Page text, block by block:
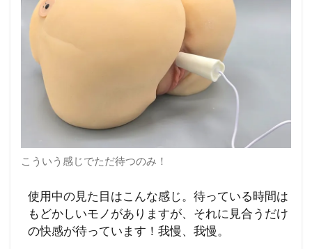
こういう感じでただ待つのみ！
使用中の見た目はこんな感じ。待っている時間は
もどかしいモノがありますが、それに見合うだけ
の快感が待っています！我慢、我慢。